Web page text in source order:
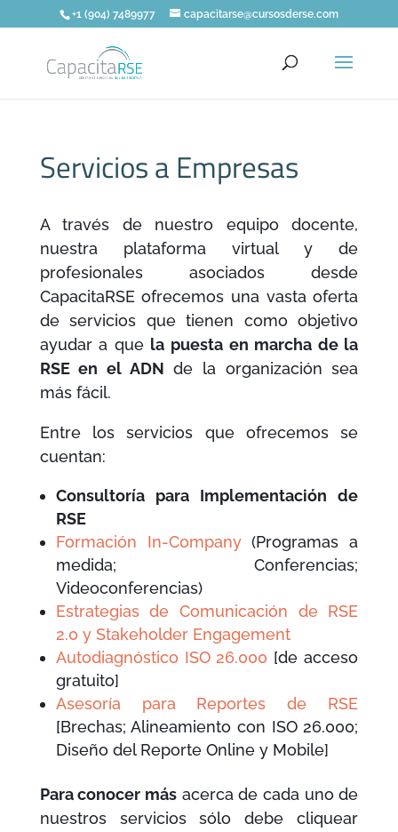
+1 (904) 7489977 capacitarse@cursosderse.com
Servicios a Empresas
A través de nuestro equipo docente,
nuestra plataforma virtual y de
profesionales asociados desde
CapacitaRSE ofrecemos una vasta oferta
de servicios que tienen como objetivo
ayudar a que la puesta en marcha de la
RSE en el ADN de la organización sea
más fácil.
Entre los servicios que ofrecemos se
cuentan:
Consultoría para Implementación de
RSE
Formación In-Company(Programas a
medida; Conferencias;
Videoconferencias)
Estrategias de Comunicación de RSE
2.0 y Stakeholder Engagement
Autodiagnóstico ISO 26.000 [de acceso
gratuito]
Asesoría para Reportes de RSE
[Brechas; Alineamiento con ISO 26.000;
Diseño del Reporte Online y Mobile]
Para conocer más acerca de cada uno de
nuestros servicios sólo debe cliquear